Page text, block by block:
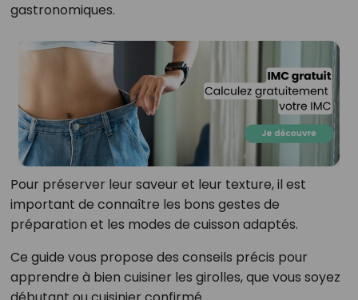
gastronomiques.
Pour préserver leur saveur et leur texture, il est
important de connaître les bons gestes de
préparation et les modes de cuisson adaptés.
Ce guide vous propose des conseils précis pour
apprendre à bien cuisiner les girolles, que vous soyez